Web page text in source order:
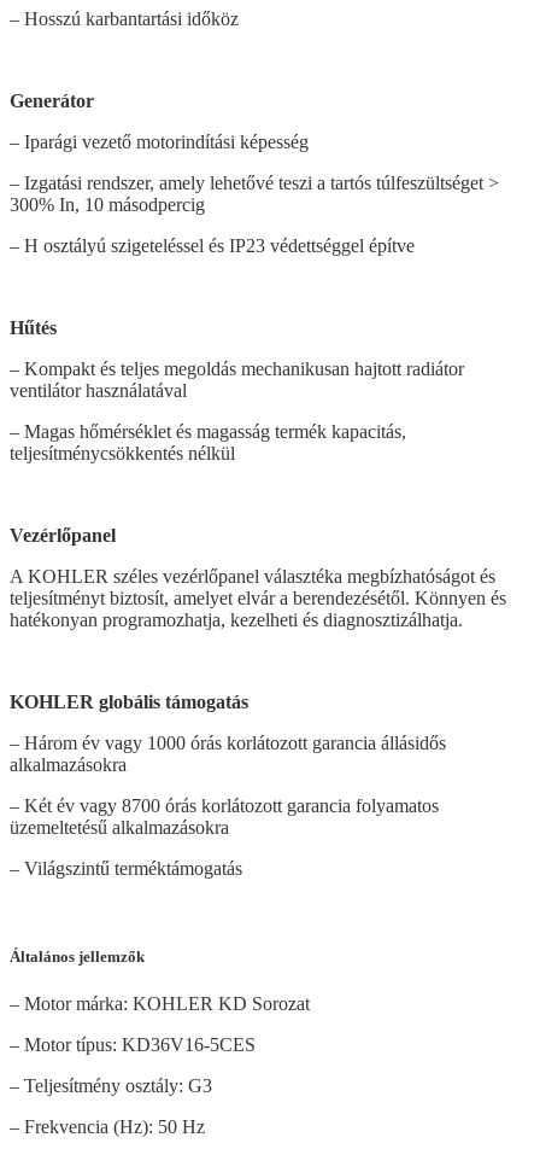
– Hosszú karbantartási időköz
Generátor
– Iparági vezető motorindítási képesség
– Izgatási rendszer, amely lehetővé teszi a tartós túlfeszültséget >
300% In, 10 másodpercig
– H osztályú szigeteléssel és IP23 védettséggel építve
Hűtés
– Kompakt és teljes megoldás mechanikusan hajtott radiátor
ventilátor használatával
– Magas hőmérséklet és magasság termék kapacitás,
teljesítménycsökkentés nélkül
Vezérlőpanel
A KOHLER széles vezérlőpanel választéka megbízhatóságot és
teljesítményt biztosít, amelyet elvár a berendezésétől. Könnyen és
hatékonyan programozhatja, kezelheti és diagnosztizálhatja.
KOHLER globális támogatás
– Három év vagy 1000 órás korlátozott garancia állásidős
alkalmazásokra
– Két év vagy 8700 órás korlátozott garancia folyamatos
üzemeltetésű alkalmazásokra
– Világszintű terméktámogatás
Általános jellemzők
– Motor márka: KOHLER KD Sorozat
– Motor típus: KD36V16-5CES
– Teljesítmény osztály: G3
– Frekvencia (Hz): 50 Hz